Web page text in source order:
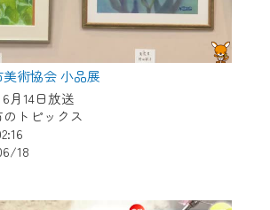
美術協会 小品展
月14日放送
トピックス
18